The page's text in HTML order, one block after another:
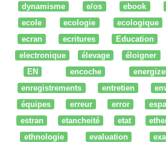
dynamisme
e/os ebook
ecole
ecologie ecologique
ecran
ecritures Education
electronique
élevage éloigner
EN
encoche
enregistrements
entretien
équipes
erreur error
estran
etancheité etat
ethnologie
evaluation